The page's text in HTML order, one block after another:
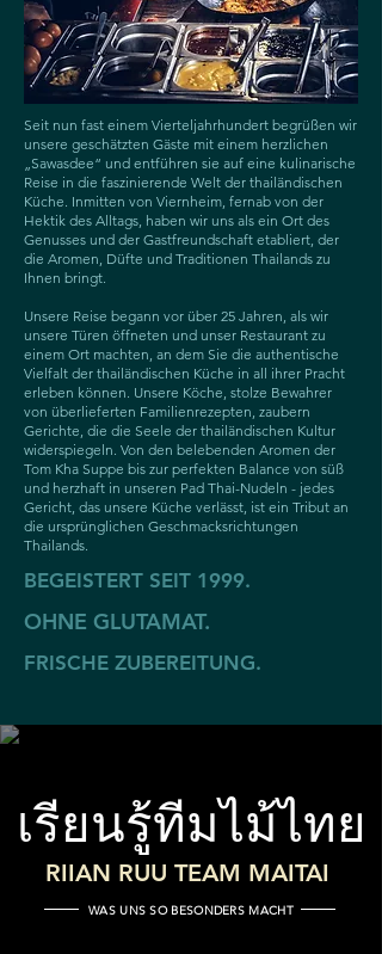
Seit nun fast einem Vierteljahrhundert begrüßen wir
unsere geschätzten Gäste mit einem herzlichen
„Sawasdee“ und entführen sie auf eine kulinarische
Reise in die faszinierende Welt der thailändischen
Küche. Inmitten von Viernheim, fernab von der
Hektik des Alltags, haben wir uns als ein Ort des
Genusses und der Gastfreundschaft etabliert, der
die Aromen, Düfte und Traditionen Thailands zu
Ihnen bringt.
Unsere Reise begann vor über 25 Jahren, als wir
unsere Türen öffneten und unser Restaurant zu
einem Ort machten, an dem Sie die authentische
Vielfalt der thailändischen Küche in all ihrer Pracht
erleben können. Unsere Köche, stolze Bewahrer
von überlieferten Familienrezepten, zaubern
Gerichte, die die Seele der thailändischen Kultur
widerspiegeln. Von den belebenden Aromen der
Tom Kha Suppe bis zur perfekten Balance von süß
und herzhaft in unseren Pad Thai-Nudeln - jedes
Gericht, das unsere Küche verlässt, ist ein Tribut an
die ursprünglichen Geschmacksrichtungen
Thailands.
BEGEISTERT SEIT 1999.
OHNE GLUTAMAT.
FRISCHE ZUBEREITUNG.
เรียนรู้ทีมไม้ไทย
RIIAN RUU TEAM MAITAI
WAS UNS SO BESONDERS MACHT